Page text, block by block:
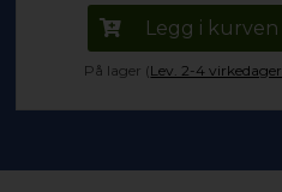
Legg i kurven
På lager (Lev. 2-4 virkedager